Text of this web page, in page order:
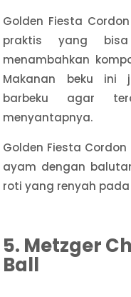
Golden Fiesta
praktis yang
menambahkan
Makanan beku ini
barbeku agar
menyantapnya.
Golden Fiesta
ayam dengan
roti yang renyah
5. Metzger
Ball